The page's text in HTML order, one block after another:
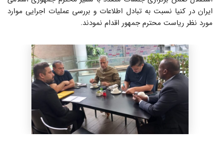
ایران در کنیا نسبت به تبادل اطلاعات و بررسی عملیات اجرایی موارد
مورد نظر ریاست محترم جمهور اقدام نمودند.